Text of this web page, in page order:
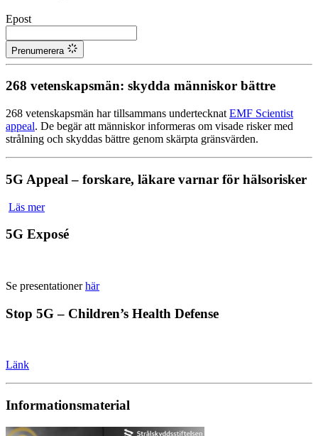
Epost
Prenumerera
268 vetenskapsmän: skydda människor bättre
268 vetenskapsmän har tillsammans undertecknat EMF Scientist
appeal. De begär att människor informeras om visade risker med
strålning och skyddas bättre genom skärpta gränsvärden.
5G Appeal – forskare, läkare varnar för hälsorisker
Läs mer
5G Exposé
Se presentationerhär
Stop 5G – Children’s Health Defense
Länk
Informationsmaterial